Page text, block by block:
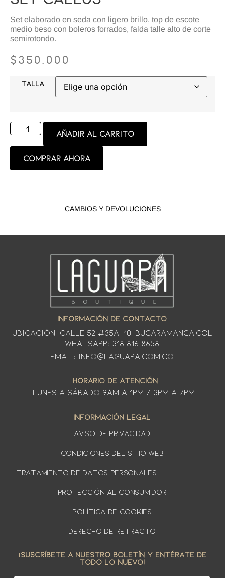
Set elaborado en seda con ligero brillo, top de escote
medio beso con boleros forrados, falda talle alto de corte
semirotondo.
$350,000
TALLA
Añadir al carrito
Comprar ahora
CAMBIOS Y DEVOLUCIONES
INFORMACIÓN DE CONTACTO
Ubicación: CALLE 52 #35A-10. Bucaramanga.Col
WhatsApp: 318 816 8658
Email: info@laguapa.com.co
HORARIO DE ATENCIÓN
LUNES A SÁbado 9am a 1pm / 3pm a 7pm
¡SUSCRÍBETE A NUESTRO BOLETÍN Y ENTÉRATE DE
TODO LO NUEVO!
INFORMACIÓN LEGAL
AVISO DE PRIVACIDAD
Condiciones del sitio web
TRATAMIENTO DE DATOS PERSONALES
PROTECCIÓN AL CONSUMIDOR
Política de cookies
DERECHO DE RETRACTO